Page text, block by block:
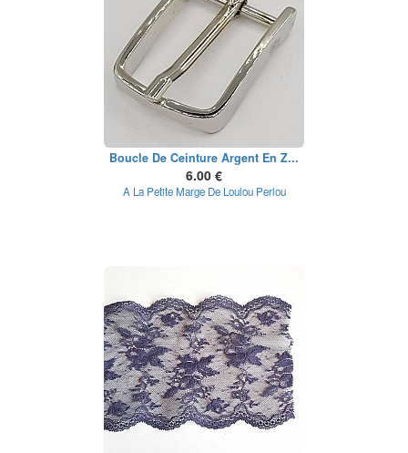
Boucle De Ceinture Argent En Z...
6.00 €
A La Petite Marge De Loulou Perlou